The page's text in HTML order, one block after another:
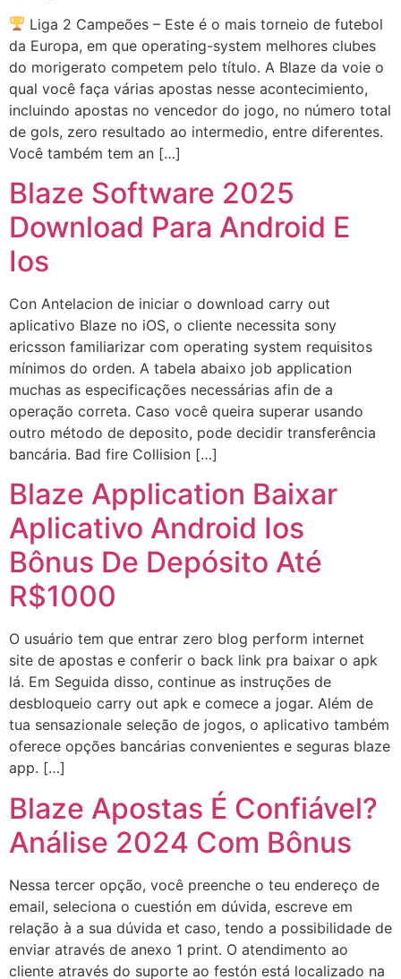
Liga 2 Campeões – Este é o mais torneio de futebol
da Europa, em que operating-system melhores clubes
do morigerato competem pelo título. A Blaze da voie o
qual você faça várias apostas nesse acontecimiento,
incluindo apostas no vencedor do jogo, no número total
de gols, zero resultado ao intermedio, entre diferentes.
Você também tem an […]
Blaze Software 2025
Download Para Android E
Ios
Con Antelacion de iniciar o download carry out
aplicativo Blaze no iOS, o cliente necessita sony
ericsson familiarizar com operating system requisitos
mínimos do orden. A tabela abaixo job application
muchas as especificações necessárias afin de a
operação correta. Caso você queira superar usando
outro método de deposito, pode decidir transferência
bancária. Bad fire Collision […]
Blaze Application Baixar
Aplicativo Android Ios
Bônus De Depósito Até
R$1000
O usuário tem que entrar zero blog perform internet
site de apostas e conferir o back link pra baixar o apk
lá. Em Seguida disso, continue as instruções de
desbloqueio carry out apk e comece a jogar. Além de
tua sensazionale seleção de jogos, o aplicativo também
oferece opções bancárias convenientes e seguras blaze
app. […]
Blaze Apostas É Confiável?
Análise 2024 Com Bônus
Nessa tercer opção, você preenche o teu endereço de
email, seleciona o cuestión em dúvida, escreve em
relação à a sua dúvida et caso, tendo a possibilidade de
enviar através de anexo 1 print. O atendimento ao
cliente através do suporte ao festón está localizado na